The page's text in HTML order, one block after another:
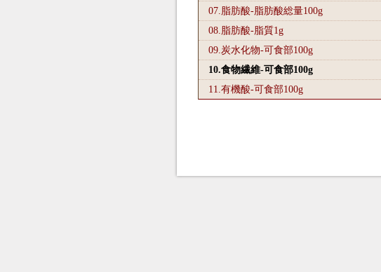
07.脂肪酸-脂肪酸総量100g
08.脂肪酸-脂質1g
09.炭水化物-可食部100g
10.食物繊維-可食部100g
11.有機酸-可食部100g